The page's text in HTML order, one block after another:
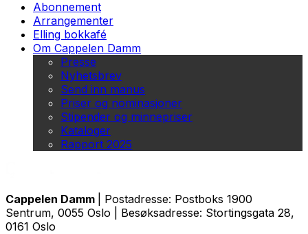
Abonnement
Arrangementer
Elling bokkafé
Om Cappelen Damm
Presse
Nyhetsbrev
Send inn manus
Priser og nominasjoner
Stipender og minnepriser
Kataloger
Rapport 2025
Cappelen Damm
| Postadresse: Postboks 1900
Sentrum, 0055 Oslo | Besøksadresse: Stortingsgata 28,
0161 Oslo